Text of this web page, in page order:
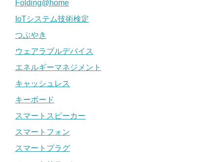
Folding@home
IoTシステム技術検定
つぶやき
ウェアラブルデバイス
エネルギーマネジメント
キャッシュレス
キーボード
スマートスピーカー
スマートフォン
スマートプラグ